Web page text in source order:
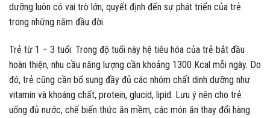
dưỡng luôn có vai trò lớn, quyết định đến sự phát triển của trẻ
trong những năm đầu đời.
Trẻ từ 1 – 3 tuổi: Trong độ tuổi này hệ tiêu hóa của trẻ bắt đầu
hoàn thiện, nhu cầu năng lượng cần khoảng 1300 Kcal mỗi ngày. Do
đó, trẻ cũng cần bổ sung đầy đủ các nhóm chất dinh dưỡng như
vitamin và khoáng chất, protein, glucid, lipid. Lưu ý nên cho trẻ
uống đủ nước, chế biến thức ăn mềm, các món ăn thay đổi hàng